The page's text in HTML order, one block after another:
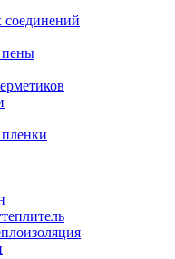
соединений
пены